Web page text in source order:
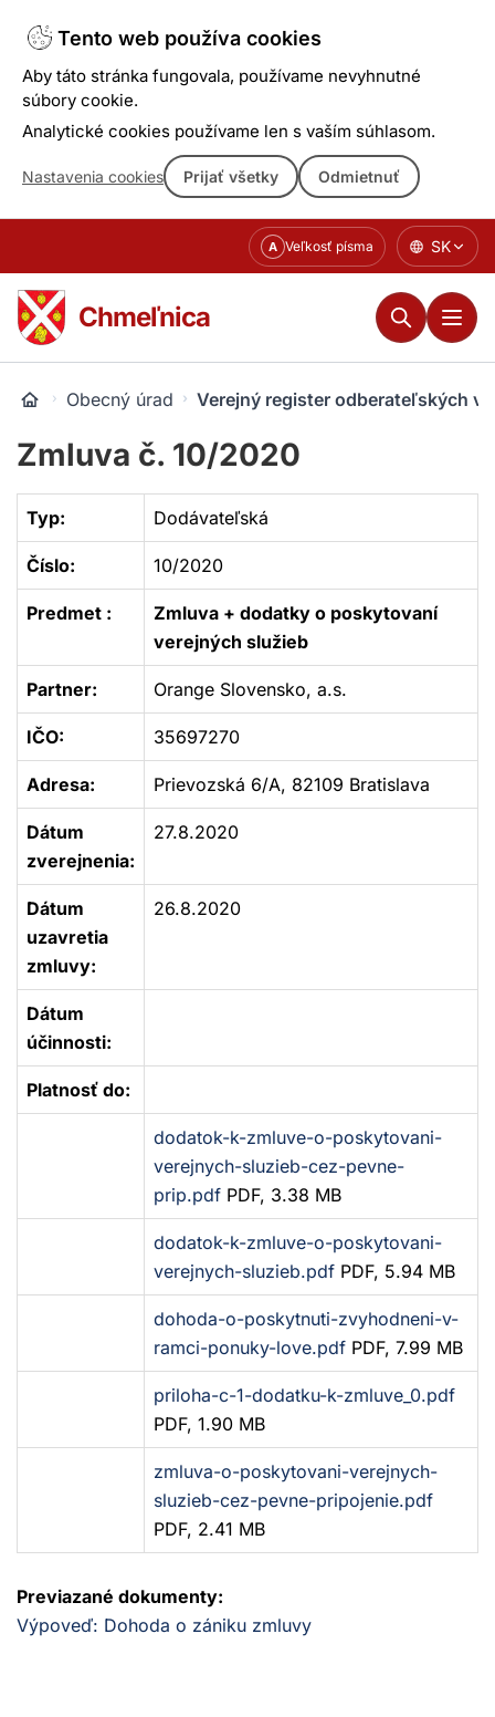
Tento web používa cookies
Aby táto stránka fungovala, používame nevyhnutné
súbory cookie.
Analytické cookies používame len s vaším súhlasom.
Nastavenia cookies Prijať všetky Odmietnuť
obsahu
A Veľkosť písma SK
Chmeľnica
Obecný úrad Verejný register odberateľských
Zmluva č. 10/2020
Typ: Dodávateľská
Číslo: 10/2020
Predmet :
Zmluva + dodatky o poskytovaní
verejných služieb
Partner: Orange Slovensko, a.s.
IČO: 35697270
Adresa: Prievozská 6/A, 82109 Bratislava
Dátum
zverejnenia:
27.8.2020
Dátum
uzavretia
zmluvy:
26.8.2020
Dátum
účinnosti:
Platnosť do:
dodatok-k-zmluve-o-poskytovani-
verejnych-sluzieb-cez-pevne-
prip.pdf PDF, 3.38 MB
dodatok-k-zmluve-o-poskytovani-
verejnych-sluzieb.pdf PDF, 5.94 MB
dohoda-o-poskytnuti-zvyhodneni-v-
ramci-ponuky-love.pdf PDF, 7.99 MB
priloha-c-1-dodatku-k-zmluve_0.pdf
PDF, 1.90 MB
zmluva-o-poskytovani-verejnych-
sluzieb-cez-pevne-pripojenie.pdf
PDF, 2.41 MB
Previazané dokumenty:
Výpoveď: Dohoda o zániku zmluvy